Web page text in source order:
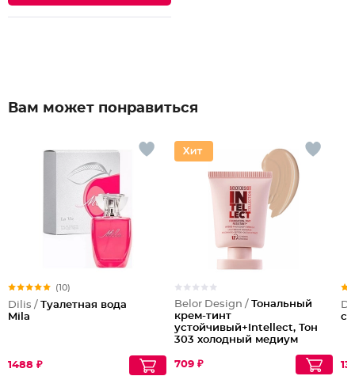
Вам может понравиться
(10)
Dilis / Туалетная вода
Mila
1488 ₽
Belor Design / Тональный
крем-тинт
устойчивый+Intellect, Тон
303 холодный медиум
709 ₽